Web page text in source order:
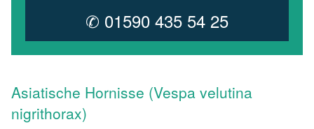
✆ 01590 435 54 25
Asiatische Hornisse (Vespa velutina
nigrithorax)